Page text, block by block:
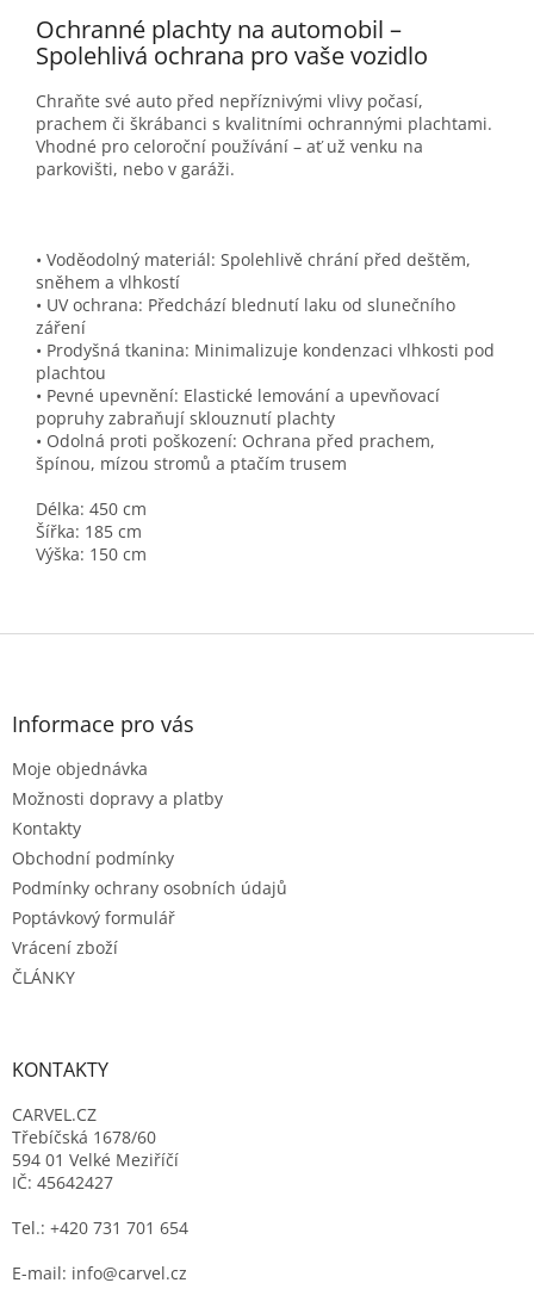
Ochranné plachty na automobil –
Spolehlivá ochrana pro vaše vozidlo
Chraňte své auto před nepříznivými vlivy počasí,
prachem či škrábanci s kvalitními ochrannými plachtami.
Vhodné pro celoroční používání – ať už venku na
parkovišti, nebo v garáži.
• Voděodolný materiál: Spolehlivě chrání před deštěm,
sněhem a vlhkostí
• UV ochrana: Předchází blednutí laku od slunečního
záření
• Prodyšná tkanina: Minimalizuje kondenzaci vlhkosti pod
plachtou
• Pevné upevnění: Elastické lemování a upevňovací
popruhy zabraňují sklouznutí plachty
• Odolná proti poškození: Ochrana před prachem,
špínou, mízou stromů a ptačím trusem
Délka: 450 cm
Šířka: 185 cm
Výška: 150 cm
Z
Informace pro vás
Moje objednávka
Možnosti dopravy a platby
Kontakty
Obchodní podmínky
Podmínky ochrany osobních údajů
Poptávkový formulář
Vrácení zboží
ČLÁNKY
KONTAKTY
CARVEL.CZ
Třebíčská 1678/60
594 01 Velké Meziříčí
IČ: 45642427
Tel.: +420 731 701 654
E-mail: info@carvel.cz